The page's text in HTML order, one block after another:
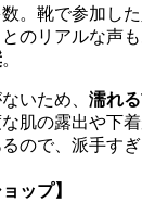
。靴で参加し
のリアルな声も
。
いため、 濡れ
肌の露出や下
ので、派手す
ップ】